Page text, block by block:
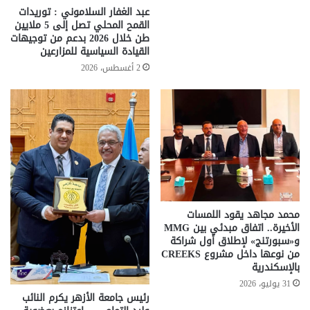
عبد الغفار السلاموني : توريدات
القمح المحلي تصل إلى 5 ملايين
طن خلال 2026 بدعم من توجيهات
القيادة السياسية للمزارعين
2 أغسطس، 2026
محمد مجاهد يقود اللمسات
الأخيرة.. اتفاق مبدئي بين MMG
و«سبورتنج» لإطلاق أول شراكة
من نوعها داخل مشروع CREEKS
بالإسكندرية
31 يوليو، 2026
رئيس جامعة الأزهر يكرم النائب